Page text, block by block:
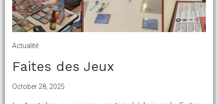
Actualité
Faites des Jeux
October 28, 2025